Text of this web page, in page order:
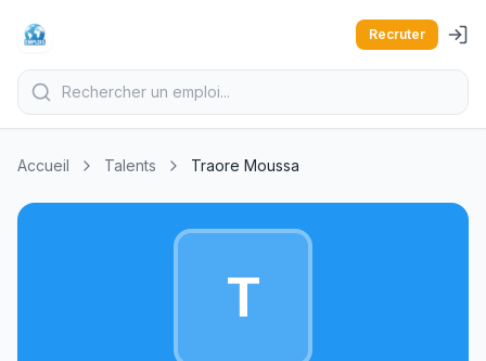
Recruter
Accueil Talents Traore Moussa
T